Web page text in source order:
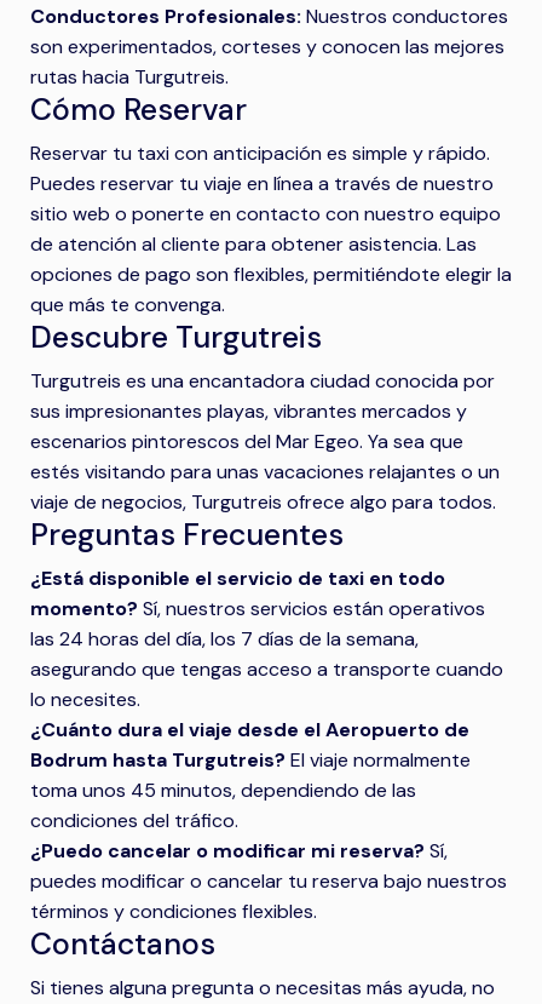
Conductores Profesionales: Nuestros conductores
son experimentados, corteses y conocen las mejores
rutas hacia Turgutreis.
Cómo Reservar
Reservar tu taxi con anticipación es simple y rápido.
Puedes reservar tu viaje en línea a través de nuestro
sitio web o ponerte en contacto con nuestro equipo
de atención al cliente para obtener asistencia. Las
opciones de pago son flexibles, permitiéndote elegir la
que más te convenga.
Descubre Turgutreis
Turgutreis es una encantadora ciudad conocida por
sus impresionantes playas, vibrantes mercados y
escenarios pintorescos del Mar Egeo. Ya sea que
estés visitando para unas vacaciones relajantes o un
viaje de negocios, Turgutreis ofrece algo para todos.
Preguntas Frecuentes
¿Está disponible el servicio de taxi en todo
momento? Sí, nuestros servicios están operativos
las 24 horas del día, los 7 días de la semana,
asegurando que tengas acceso a transporte cuando
lo necesites.
¿Cuánto dura el viaje desde el Aeropuerto de
Bodrum hasta Turgutreis? El viaje normalmente
toma unos 45 minutos, dependiendo de las
condiciones del tráfico.
¿Puedo cancelar o modificar mi reserva? Sí,
puedes modificar o cancelar tu reserva bajo nuestros
términos y condiciones flexibles.
Contáctanos
Si tienes alguna pregunta o necesitas más ayuda, no